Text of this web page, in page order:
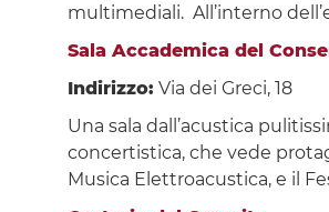
multimediali. All’interno
Sala Accademica del
Indirizzo: Via dei Greci, 18
Una sala dall’acustica
concertistica, che vede
Musica Elettroacustica, e il